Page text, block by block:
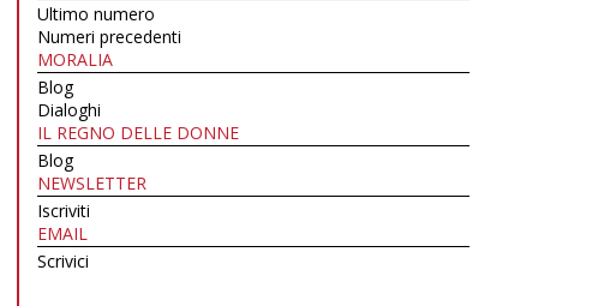
Ultimo numero
Numeri precedenti
MORALIA
Blog
Dialoghi
IL REGNO DELLE DONNE
Blog
NEWSLETTER
Iscriviti
EMAIL
Scrivici